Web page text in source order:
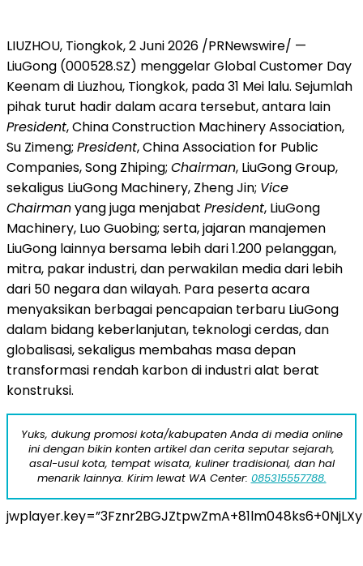
LIUZHOU, Tiongkok, 2 Juni 2026 /PRNewswire/ —
LiuGong (000528.SZ) menggelar Global Customer Day
Keenam di Liuzhou, Tiongkok, pada 31 Mei lalu. Sejumlah
pihak turut hadir dalam acara tersebut, antara lain
President, China Construction Machinery Association,
Su Zimeng; President, China Association for Public
Companies, Song Zhiping; Chairman, LiuGong Group,
sekaligus LiuGong Machinery, Zheng Jin; Vice
Chairmanyang juga menjabat President, LiuGong
Machinery, Luo Guobing; serta, jajaran manajemen
LiuGong lainnya bersama lebih dari 1.200 pelanggan,
mitra, pakar industri, dan perwakilan media dari lebih
dari 50 negara dan wilayah. Para peserta acara
menyaksikan berbagai pencapaian terbaru LiuGong
dalam bidang keberlanjutan, teknologi cerdas, dan
globalisasi, sekaligus membahas masa depan
transformasi rendah karbon di industri alat berat
konstruksi.
Yuks, dukung promosi kota/kabupaten Anda di media online
ini dengan bikin konten artikel dan cerita seputar sejarah,
asal-usul kota, tempat wisata, kuliner tradisional, dan hal
menarik lainnya. Kirim lewat WA Center: 085315557788.